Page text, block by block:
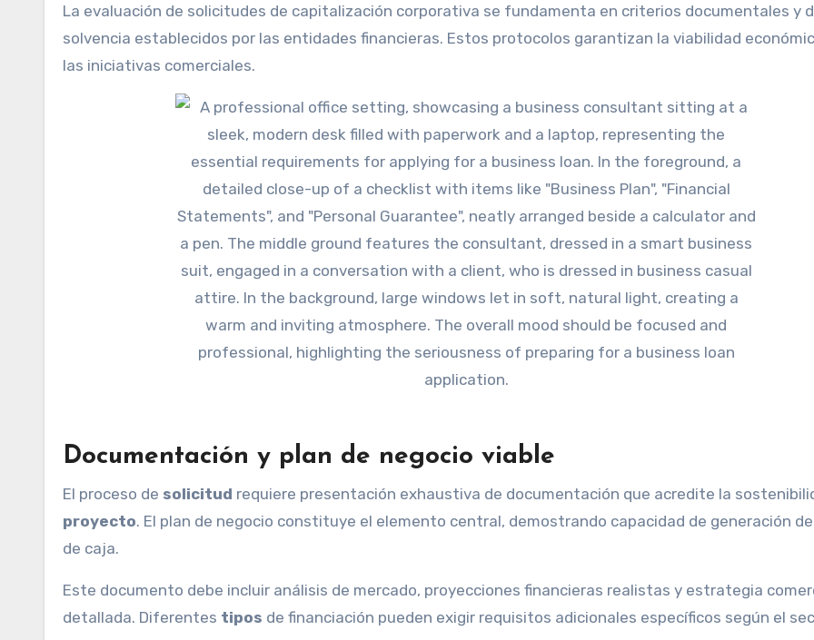
La evaluación de solicitudes de capitalización corporativa se fundamenta en criterios documentales y
solvencia establecidos por las entidades financieras. Estos protocolos garantizan la viabilidad
las iniciativas comerciales.
Documentación y plan de negocio viable
El proceso de solicitud requiere presentación exhaustiva de documentación que acredite la
proyecto. El plan de negocio constituye el elemento central, demostrando capacidad de generación
de caja.
Este documento debe incluir análisis de mercado, proyecciones financieras realistas y estrategia
detallada. Diferentes tipos de financiación pueden exigir requisitos adicionales específicos según el